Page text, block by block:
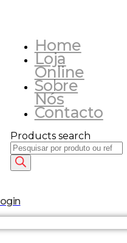
Home
Loja
Online
Sobre
Nós
Contacto
Products search